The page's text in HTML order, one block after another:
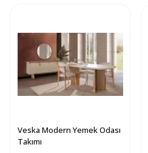
Veska Modern Yemek Odası
Takımı